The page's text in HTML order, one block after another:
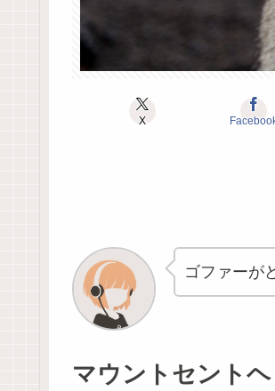
X
ゴファーが
マウントセント